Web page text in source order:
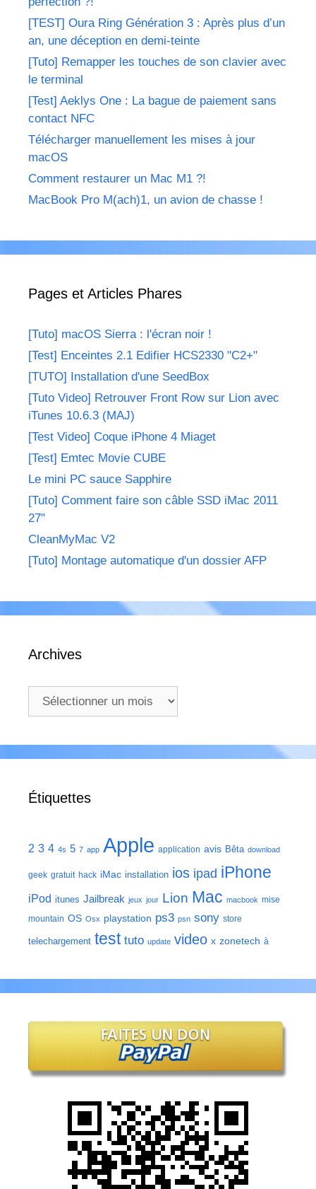
[TEST] Oura Ring Génération 3 : Après plus d’un
an, une déception en demi-teinte
[Tuto] Remapper les touches de son clavier avec
le terminal
[Test] Aeklys One : La bague de paiement sans
contact NFC
Télécharger manuellement les mises à jour
macOS
Comment restaurer un Mac M1 ?!
MacBook Pro M(ach)1, un avion de chasse !
Pages et Articles Phares
[Tuto] macOS Sierra : l'écran noir !
[Test] Enceintes 2.1 Edifier HCS2330 "C2+"
[TUTO] Installation d'une SeedBox
[Tuto Video] Retrouver Front Row sur Lion avec
iTunes 10.6.3 (MAJ)
[Test Video] Coque iPhone 4 Miaget
[Test] Emtec Movie CUBE
Le mini PC sauce Sapphire
[Tuto] Comment faire son câble SSD iMac 2011
27"
CleanMyMac V2
[Tuto] Montage automatique d'un dossier AFP
Archives
Archives
Étiquettes
2 3 4 4s 5 7 app Apple application avis Bêta download
geek gratuit hack iMac installation ios ipad iPhone
iPod itunes Jailbreak jeux jour Lion Mac macbook mise
mountain OS Osx playstation ps3 psn sony store
telechargement test tuto update video x zonetech à